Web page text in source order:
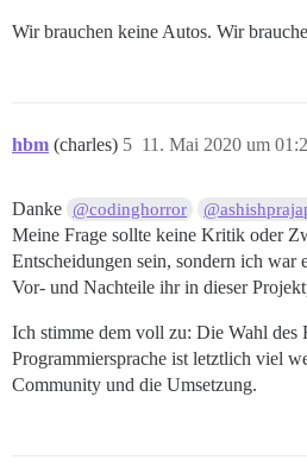
Wir brauchen keine Autos. Wir
hbm (charles) 11. Mai 2020 um
5
Danke @codinghorror
Meine Frage sollte keine Kritik oder
Entscheidungen sein, sondern ich war
Vor- und Nachteile ihr in dieser
Ich stimme dem voll zu: Die Wahl des
Programmiersprache ist letztlich viel
Community und die Umsetzung.